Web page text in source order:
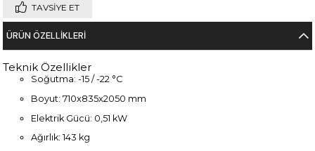
TAVSIYE ET
ÜRÜN ÖZELLIKLERI
Teknik Özellikler
Soğutma: -15 / -22 °C
Boyut: 710x835x2050 mm
Elektrik Gücü: 0,51 kW
Ağırlık: 143 kg